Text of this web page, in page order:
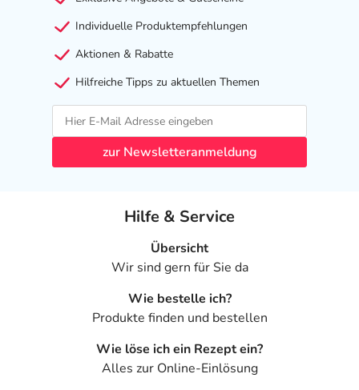
OCHROLEUCA EXTRACT, FRAGRANCE (PARFUM)
Mommsenstraße 6
80805 München
elektronische Adresse: www.bioderma.de
Individuelle Produktempfehlungen
Aktionen & Rabatte
Hilfreiche Tipps zu aktuellen Themen
zur Newsletteranmeldung
Hilfe & Service
Übersicht
Wir sind gern für Sie da
Wie bestelle ich?
Produkte finden und bestellen
Wie löse ich ein Rezept ein?
Alles zur Online-Einlösung